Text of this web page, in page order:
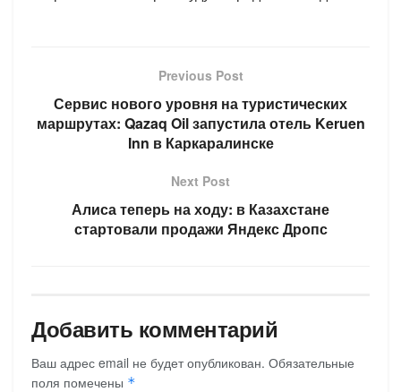
Previous Post
Сервис нового уровня на туристических
маршрутах: Qazaq Oil запустила отель Keruen
Inn в Каркаралинске
Next Post
Алиса теперь на ходу: в Казахстане
стартовали продажи Яндекс Дропс
Добавить комментарий
Ваш адрес email не будет опубликован. Обязательные
поля помечены *